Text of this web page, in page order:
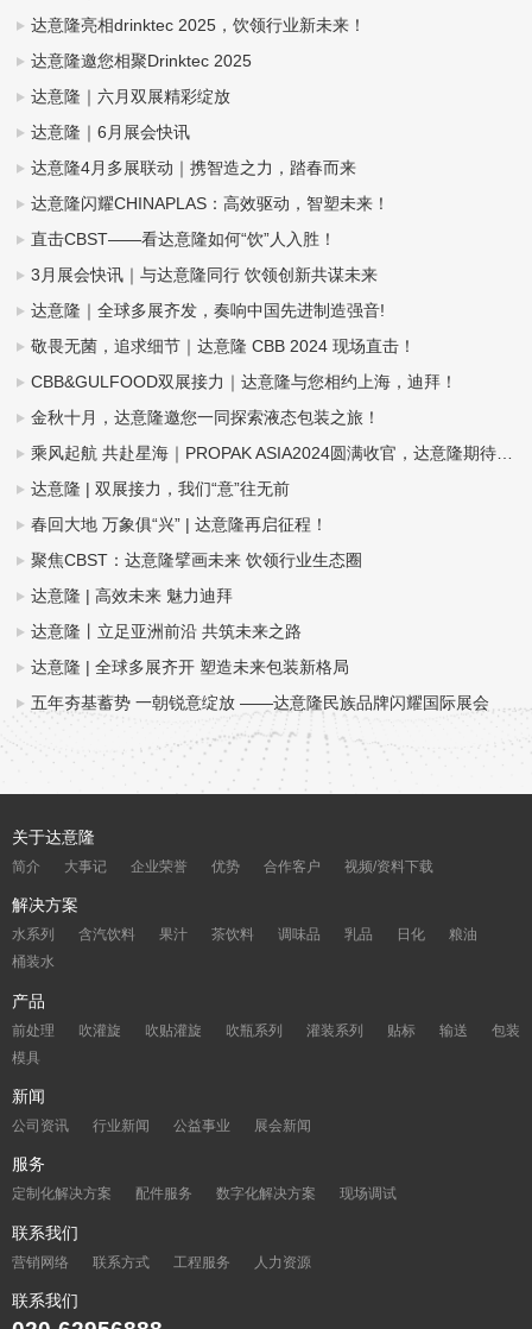
达意隆亮相drinktec 2025，饮领行业新未来！
达意隆邀您相聚Drinktec 2025
达意隆｜六月双展精彩绽放
达意隆｜6月展会快讯
达意隆4月多展联动｜携智造之力，踏春而来
达意隆闪耀CHINAPLAS：高效驱动，智塑未来！
直击CBST——看达意隆如何“饮”人入胜！
3月展会快讯｜与达意隆同行 饮领创新共谋未来
达意隆｜全球多展齐发，奏响中国先进制造强音!
敬畏无菌，追求细节｜达意隆 CBB 2024 现场直击！
CBB&GULFOOD双展接力｜达意隆与您相约上海，迪拜！
金秋十月，达意隆邀您一同探索液态包装之旅！
乘风起航 共赴星海｜PROPAK ASIA2024圆满收官，达意隆期待与您再次相遇！
达意隆 | 双展接力，我们“意”往无前
春回大地 万象俱“兴” | 达意隆再启征程！
聚焦CBST：达意隆擘画未来 饮领行业生态圈
达意隆 | 高效未来 魅力迪拜
达意隆丨立足亚洲前沿 共筑未来之路
达意隆 | 全球多展齐开 塑造未来包装新格局
五年夯基蓄势 一朝锐意绽放 ——达意隆民族品牌闪耀国际展会
关于达意隆
简介 大事记 企业荣誉 优势 合作客户 视频/资料下载
解决方案
水系列 含汽饮料 果汁 茶饮料 调味品 乳品 日化
粮油
桶装水
产品
前处理 吹灌旋 吹贴灌旋 吹瓶系列 灌装系列 贴标 输送
包装
模具
新闻
公司资讯 行业新闻 公益事业 展会新闻
服务
定制化解决方案 配件服务 数字化解决方案 现场调试
联系我们
营销网络 联系方式 工程服务 人力资源
联系我们